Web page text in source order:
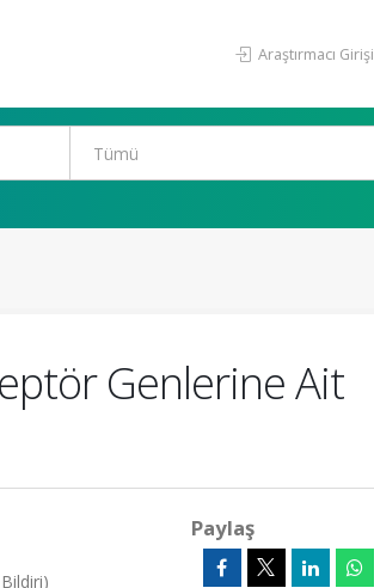
Araştırmacı Girişi
Genlerine Ait
Paylaş